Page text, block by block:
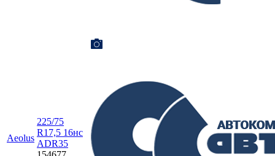
Aeolus
225/75
R17,5 16нc
ADR35